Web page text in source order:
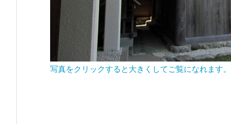
写真をクリックすると大きくしてご覧になれます。